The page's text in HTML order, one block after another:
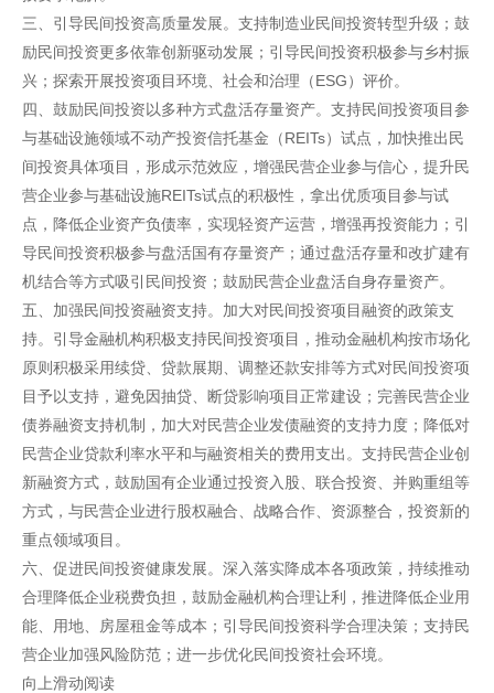
三、引导民间投资高质量发展。支持制造业民间投资转型升级；鼓
励民间投资更多依靠创新驱动发展；引导民间投资积极参与乡村振
兴；探索开展投资项目环境、社会和治理（ESG）评价。
四、鼓励民间投资以多种方式盘活存量资产。支持民间投资项目参
与基础设施领域不动产投资信托基金（REITs）试点，加快推出民
间投资具体项目，形成示范效应，增强民营企业参与信心，提升民
营企业参与基础设施REITs试点的积极性，拿出优质项目参与试
点，降低企业资产负债率，实现轻资产运营，增强再投资能力；引
导民间投资积极参与盘活国有存量资产；通过盘活存量和改扩建有
机结合等方式吸引民间投资；鼓励民营企业盘活自身存量资产。
五、加强民间投资融资支持。加大对民间投资项目融资的政策支
持。引导金融机构积极支持民间投资项目，推动金融机构按市场化
原则积极采用续贷、贷款展期、调整还款安排等方式对民间投资项
目予以支持，避免因抽贷、断贷影响项目正常建设；完善民营企业
债券融资支持机制，加大对民营企业发债融资的支持力度；降低对
民营企业贷款利率水平和与融资相关的费用支出。支持民营企业创
新融资方式，鼓励国有企业通过投资入股、联合投资、并购重组等
方式，与民营企业进行股权融合、战略合作、资源整合，投资新的
重点领域项目。
六、促进民间投资健康发展。深入落实降成本各项政策，持续推动
合理降低企业税费负担，鼓励金融机构合理让利，推进降低企业用
能、用地、房屋租金等成本；引导民间投资科学合理决策；支持民
营企业加强风险防范；进一步优化民间投资社会环境。
向上滑动阅读